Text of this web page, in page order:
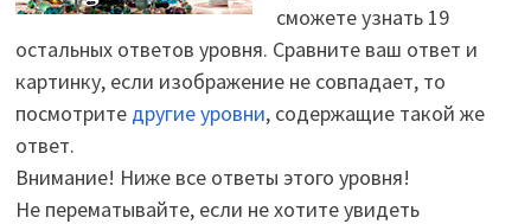
сможете узнать 19
остальных ответов уровня. Сравните ваш ответ и
картинку, если изображение не совпадает, то
посмотрите другие уровни, содержащие такой же
ответ.
Внимание! Ниже все ответы этого уровня!
Не перематывайте, если не хотите увидеть